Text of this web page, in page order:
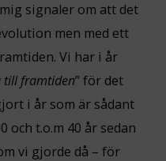
signaler om att det
men med ett
Vi har i år
till framtiden” för det
i år som är sådant
och t.o.m 40 år sedan
vi gjorde då – för